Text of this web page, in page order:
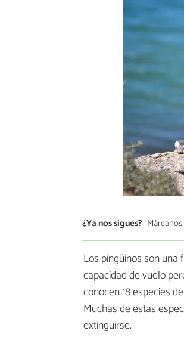
¿Ya nos sigues?
Los pingüinos son
capacidad de vuelo
conocen 18 especies
Muchas de estas
extinguirse.